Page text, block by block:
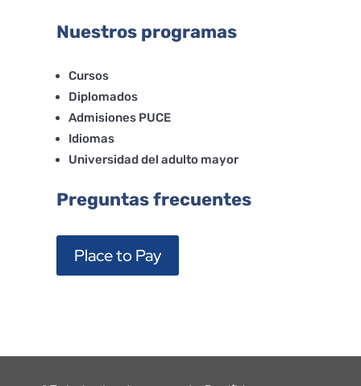
Nuestros programas
Cursos
Diplomados
Admisiones PUCE
Idiomas
Universidad del adulto mayor
Preguntas frecuentes
Place to Pay